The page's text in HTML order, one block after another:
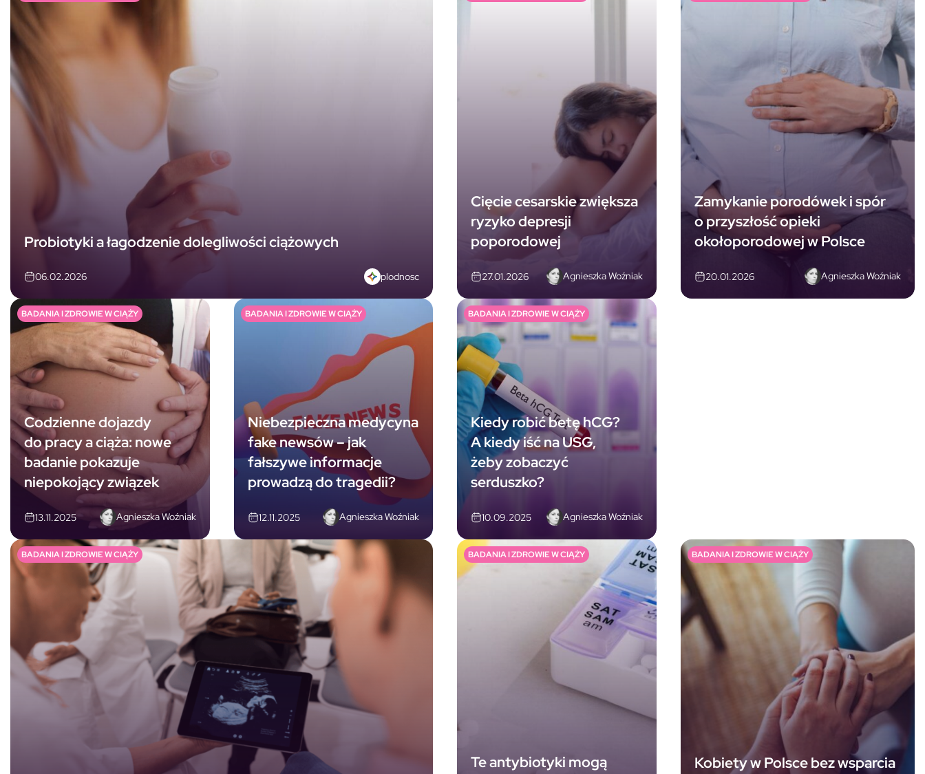
Probiotyki a łagodzenie dolegliwości ciążowych
06.02.2026 plodnosc
Cięcie cesarskie zwiększa
ryzyko depresji
poporodowej
27.01.2026 Agnieszka Woźniak
Zamykanie porodówek i spór
o przyszłość opieki
okołoporodowej w Polsce
20.01.2026 Agnieszka Woźniak
Codzienne dojazdy
do pracy a ciąża: nowe
badanie pokazuje
niepokojący związek
13.11.2025 Agnieszka Woźniak
BADANIA I ZDROWIE W CIĄŻY
Niebezpieczna medycyna
fake newsów – jak
fałszywe informacje
prowadzą do tragedii?
12.11.2025 Agnieszka Woźniak
BADANIA I ZDROWIE W CIĄŻY
Kiedy robić betę hCG?
A kiedy iść na USG,
żeby zobaczyć
serduszko?
10.09.2025 Agnieszka Woźniak
BADANIA I ZDROWIE W CIĄŻY
BADANIA I ZDROWIE W CIĄŻY
Te antybiotyki mogą
BADANIA I ZDROWIE W CIĄŻY
Kobiety w Polsce bez wsparcia
BADANIA I ZDROWIE W CIĄŻY